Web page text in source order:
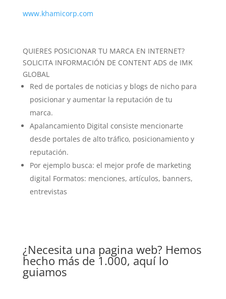
www.khamicorp.com
QUIERES POSICIONAR TU MARCA EN INTERNET?
SOLICITA INFORMACIÓN DE CONTENT ADS de IMK
GLOBAL
Red de portales de noticias y blogs de nicho para
posicionar y aumentar la reputación de tu
marca.
Apalancamiento Digital consiste mencionarte
desde portales de alto tráfico, posicionamiento y
reputación.
Por ejemplo busca: el mejor profe de marketing
digital Formatos: menciones, artículos, banners,
entrevistas
¿Necesita una pagina web? Hemos
hecho más de 1.000, aquí lo
guiamos